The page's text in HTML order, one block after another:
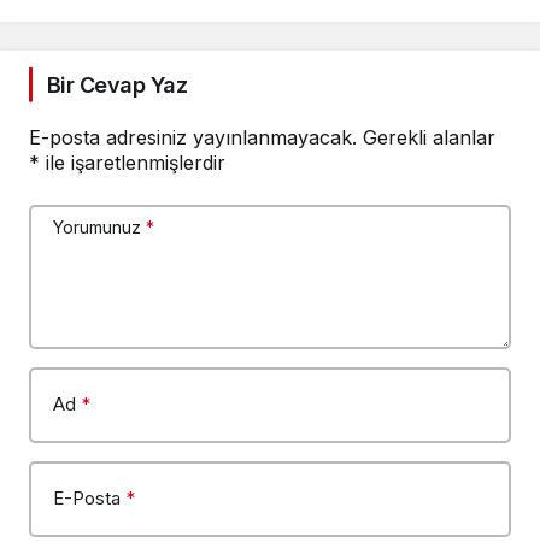
Bir Cevap Yaz
E-posta adresiniz yayınlanmayacak. Gerekli alanlar
* ile işaretlenmişlerdir
Yorumunuz *
Ad *
E-Posta *